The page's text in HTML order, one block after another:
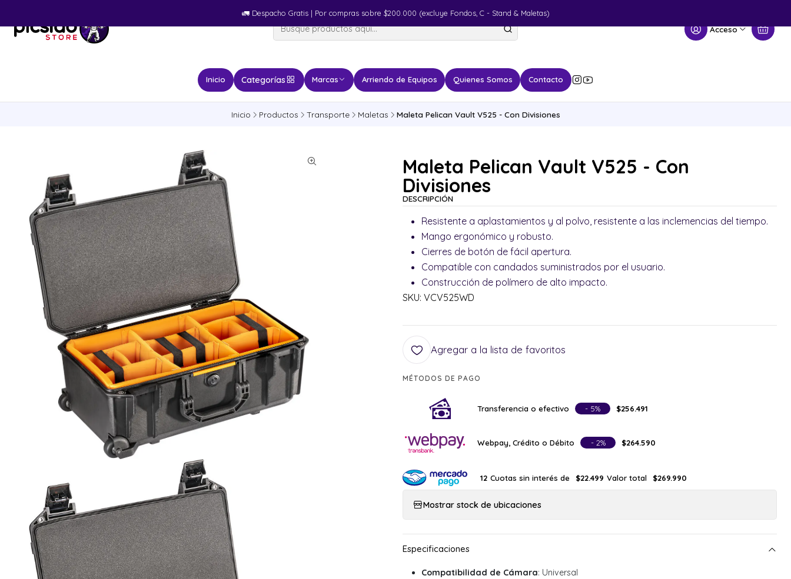
Acceso
Inicio Categorías Marcas Arriendo de Equipos Quienes Somos Contacto
🚛​ Despacho Gratis | Por compras sobre $200.000 (excluye Fondos, C - Stand & Maletas)
Inicio Productos Transporte Maletas Maleta Pelican Vault V525 - Con Divisiones
Maleta Pelican Vault V525 - Con
Divisiones
DESCRIPCIÓN
Resistente a aplastamientos y al polvo, resistente a las inclemencias del tiempo.
Mango ergonómico y robusto.
Cierres de botón de fácil apertura.
Compatible con candados suministrados por el usuario.
Construcción de polímero de alto impacto.
SKU: VCV525WD
Agregar a la lista de favoritos
MÉTODOS DE PAGO
Transferencia o efectivo - 5% $256.491
Webpay, Crédito o Débito - 2% $264.590
12 Cuotas sin interés de $22.499 Valor total $269.990
Mostrar stock de ubicaciones
Compatibilidad de Cámara: Universal